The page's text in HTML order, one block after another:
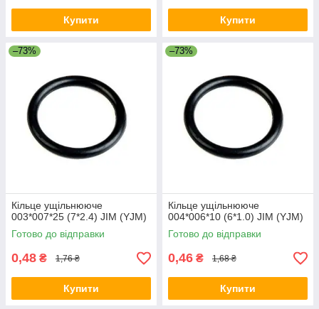
Купити Купити
–73%
Кільце ущільнююче
003*007*25 (7*2.4) JIM (YJM)
Готово до відправки
0,48 ₴ 1,76 ₴
Купити
–73%
Кільце ущільнююче
004*006*10 (6*1.0) JIM (YJM)
Готово до відправки
0,46 ₴ 1,68 ₴
Купити